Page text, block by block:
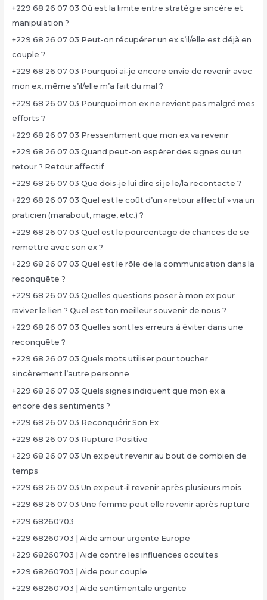
+229 68 26 07 03 Où est la limite entre stratégie sincère et
manipulation ?
+229 68 26 07 03 Peut-on récupérer un ex s’il/elle est déjà en
couple ?
+229 68 26 07 03 Pourquoi ai-je encore envie de revenir avec
mon ex, même s’il/elle m’a fait du mal ?
+229 68 26 07 03 Pourquoi mon ex ne revient pas malgré mes
efforts ?
+229 68 26 07 03 Pressentiment que mon ex va revenir
+229 68 26 07 03 Quand peut-on espérer des signes ou un
retour ? Retour affectif
+229 68 26 07 03 Que dois-je lui dire si je le/la recontacte ?
+229 68 26 07 03 Quel est le coût d’un « retour affectif » via un
praticien (marabout, mage, etc.) ?
+229 68 26 07 03 Quel est le pourcentage de chances de se
remettre avec son ex ?
+229 68 26 07 03 Quel est le rôle de la communication dans la
reconquête ?
+229 68 26 07 03 Quelles questions poser à mon ex pour
raviver le lien ? Quel est ton meilleur souvenir de nous ?
+229 68 26 07 03 Quelles sont les erreurs à éviter dans une
reconquête ?
+229 68 26 07 03 Quels mots utiliser pour toucher
sincèrement l’autre personne
+229 68 26 07 03 Quels signes indiquent que mon ex a
encore des sentiments ?
+229 68 26 07 03 Reconquérir Son Ex
+229 68 26 07 03 Rupture Positive
+229 68 26 07 03 Un ex peut revenir au bout de combien de
temps
+229 68 26 07 03 Un ex peut-il revenir après plusieurs mois
+229 68 26 07 03 Une femme peut elle revenir après rupture
+229 68260703
+229 68260703 | Aide amour urgente Europe
+229 68260703 | Aide contre les influences occultes
+229 68260703 | Aide pour couple
+229 68260703 | Aide sentimentale urgente